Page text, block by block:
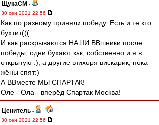
ЩукаСМ -
30 сен 2021 22:56
Как по разному приняли победу. Есть и те кто
бухтит(((
И как раскрываются НАШИ ВВшники после
победы, одни бухают как, собственно и я в
открытую :), а другие втихоря вискарик, пока
жёны спят:)
А ВВместе МЫ СПАРТАК!
Оле - Ола - вперёд Спартак Москва!
Ценитель -
30 сен 2021 22:56